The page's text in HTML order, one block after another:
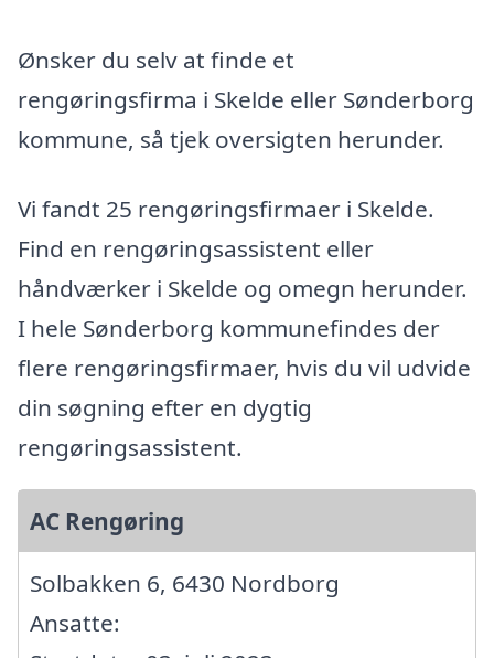
Ønsker du selv at finde et
rengøringsfirma i Skelde eller Sønderborg
kommune, så tjek oversigten herunder.
Vi fandt 25 rengøringsfirmaer i Skelde.
Find en rengøringsassistent eller
håndværker i Skelde og omegn herunder.
I hele Sønderborg kommunefindes der
flere rengøringsfirmaer, hvis du vil udvide
din søgning efter en dygtig
rengøringsassistent.
AC Rengøring
Solbakken 6, 6430 Nordborg
Ansatte: